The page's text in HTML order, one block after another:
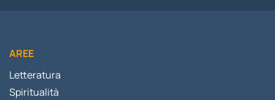
AREE
Letteratura
Spiritualità